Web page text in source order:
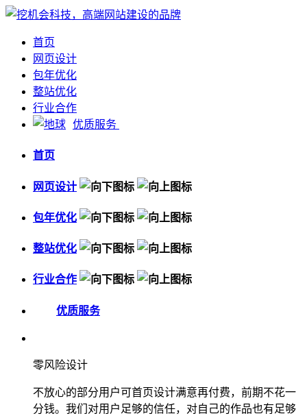
首页
网页设计
包年优化
整站优化
行业合作
优质服务
首页
网页设计
包年优化
整站优化
行业合作
优质服务
零风险设计
不放心的部分用户可首页设计满意再付费，前期不花一
分钱。我们对用户足够的信任，对自己的作品也有足够